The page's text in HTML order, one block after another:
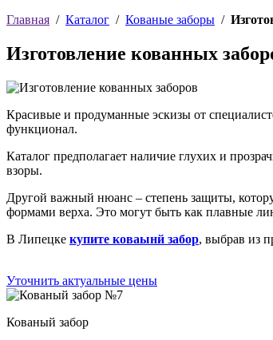
Главная / Каталог / Кованые заборы /
Изготовление кованных
Красивые и продуманные эскизы от
функционал.
Каталог предполагает наличие глухих и
взоры.
Другой важный нюанс – степень защиты,
формами верха. Это могут быть как плавные
В Липецке купите коваынй забор, выбрав из
Уточнить актуальные цены
Кованый забор